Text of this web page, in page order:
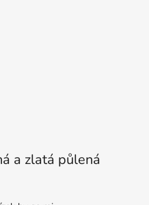
a zlatá půlená